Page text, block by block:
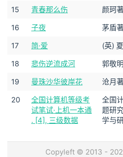
15
青春那么伤 颜珂
16
子夜 茅盾
17
简·爱 (英)
18
悲伤逆流成河 郭敬
19
曼珠沙华彼岸花 沧月
20
全国计算机等级考
试笔试·上机一本通
. [4], 三级数据
全国
题研
学与
Copyleft © 2013 -